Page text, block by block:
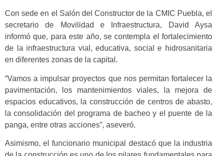
Con sede en el Salón del Constructor de la CMIC Puebla, el
secretario de Movilidad e Infraestructura, David Aysa
informó que, para este año, se contempla el fortalecimiento
de la infraestructura vial, educativa, social e hidrosanitaria
en diferentes zonas de la capital.
“Vamos a impulsar proyectos que nos permitan fortalecer la
pavimentación, los mantenimientos viales, la mejora de
espacios educativos, la construcción de centros de abasto,
la consolidación del programa de bacheo y el puente de la
panga, entre otras acciones”, aseveró.
Asimismo, el funcionario municipal destacó que la industria